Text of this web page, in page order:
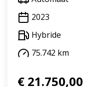
2023
Hybride
75.742 km
€ 21.750,00